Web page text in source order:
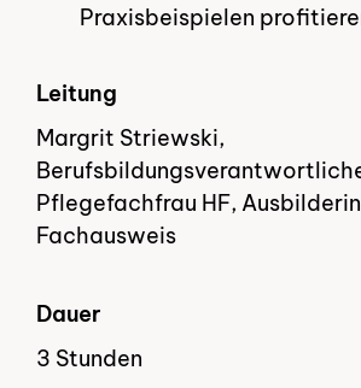
Praxisbeispielen
Leitung
Margrit Striewski,
Pflegefachfrau HF,
Fachausweis
Dauer
3 Stunden